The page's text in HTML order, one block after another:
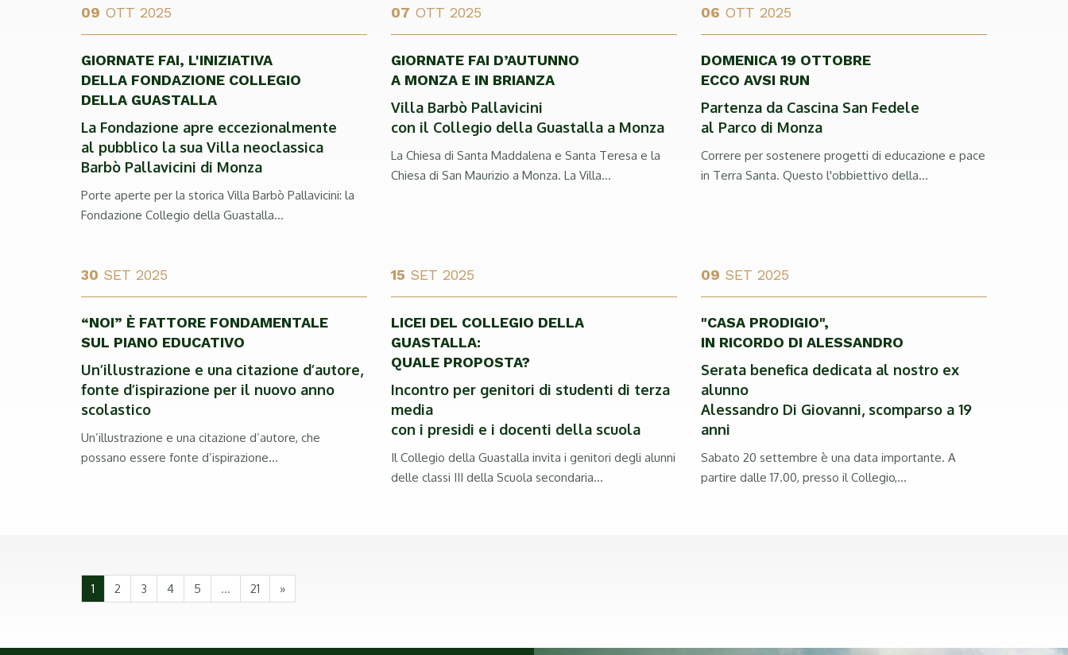
09 OTT 2025
GIORNATE FAI, L'INIZIATIVA
DELLA FONDAZIONE COLLEGIO
DELLA GUASTALLA
La Fondazione apre eccezionalmente
al pubblico la sua Villa neoclassica
Barbò Pallavicini di Monza
Porte aperte per la storica Villa Barbò Pallavicini: la
Fondazione Collegio della Guastalla...
07 OTT 2025
GIORNATE FAI D’AUTUNNO
A MONZA E IN BRIANZA
Villa Barbò Pallavicini
con il Collegio della Guastalla a Monza
La Chiesa di Santa Maddalena e Santa Teresa e la
Chiesa di San Maurizio a Monza. La Villa...
06 OTT 2025
DOMENICA 19 OTTOBRE
ECCO AVSI RUN
Partenza da Cascina San Fedele
al Parco di Monza
Correre per sostenere progetti di educazione e pace
in Terra Santa. Questo l'obbiettivo della...
30 SET 2025
“NOI” È FATTORE FONDAMENTALE
SUL PIANO EDUCATIVO
Un’illustrazione e una citazione d’autore,
fonte d’ispirazione per il nuovo anno
scolastico
Un’illustrazione e una citazione d’autore, che
possano essere fonte d’ispirazione...
15 SET 2025
LICEI DEL COLLEGIO DELLA
GUASTALLA:
QUALE PROPOSTA?
Incontro per genitori di studenti di terza
media
con i presidi e i docenti della scuola
Il Collegio della Guastalla invita i genitori degli alunni
delle classi III della Scuola secondaria...
09 SET 2025
"CASA PRODIGIO",
IN RICORDO DI ALESSANDRO
Serata benefica dedicata al nostro ex
alunno
Alessandro Di Giovanni, scomparso a 19
anni
Sabato 20 settembre è una data importante. A
partire dalle 17.00, presso il Collegio,...
1 2 3 4 5 ... 21 »